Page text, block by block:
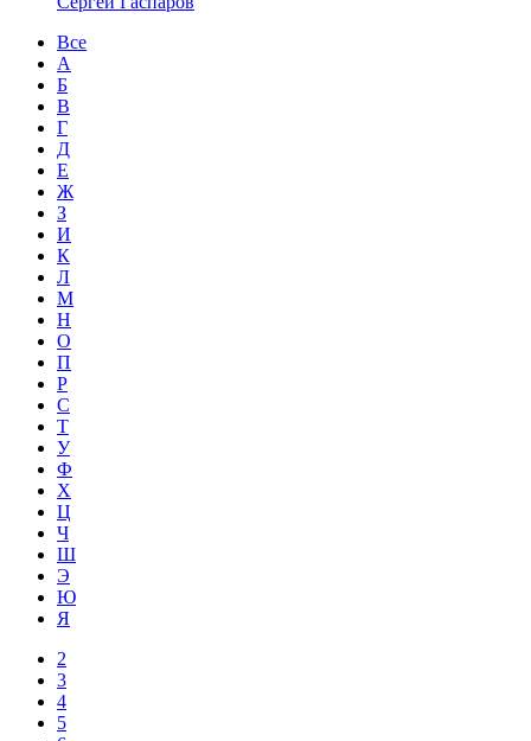
Все
А
Б
В
Г
Д
Е
Ж
З
И
К
Л
М
Н
О
П
Р
С
Т
У
Ф
Х
Ц
Ч
Ш
Э
Ю
Я
2
3
4
5